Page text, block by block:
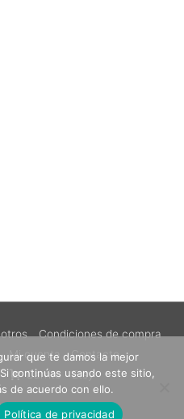
Condiciones de compra
Mi cuenta
Contacto
Carrito Etsy
Sueños de Catalina
que te damos la mejor
continúas usando este sitio,
de acuerdo con ello.
Política de privacidad